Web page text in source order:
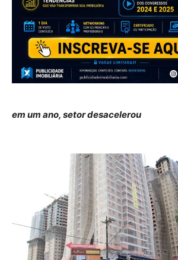
em um ano, setor desacelerou